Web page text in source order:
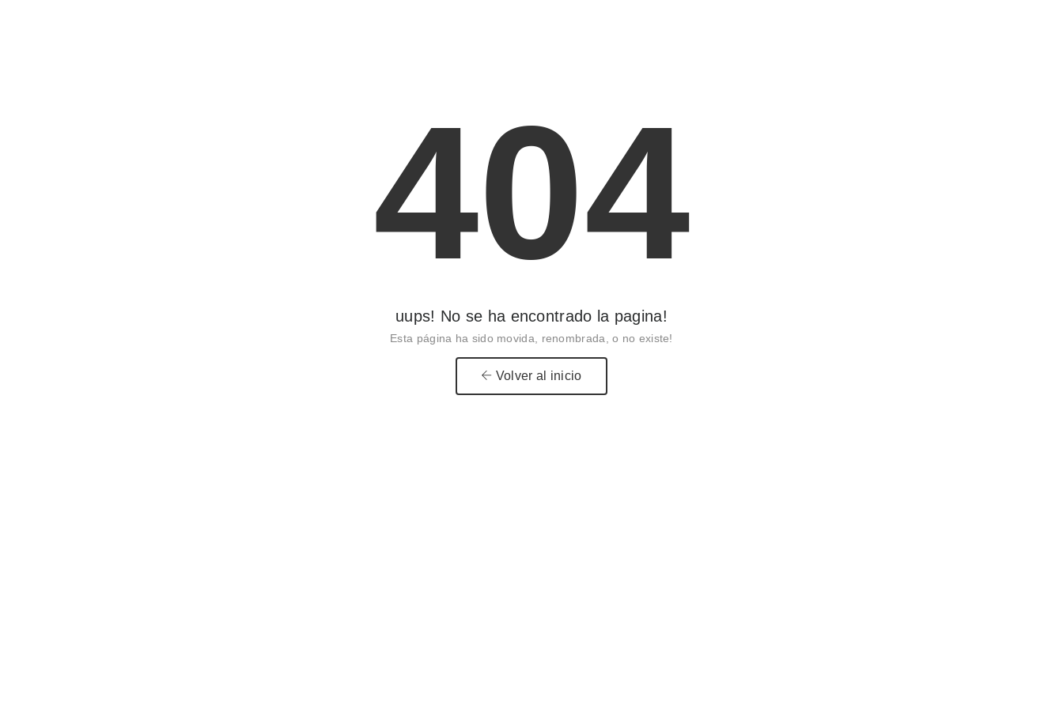
404
uups! No se ha encontrado la pagina!
Esta página ha sido movida, renombrada, o no existe!
Volver al inicio